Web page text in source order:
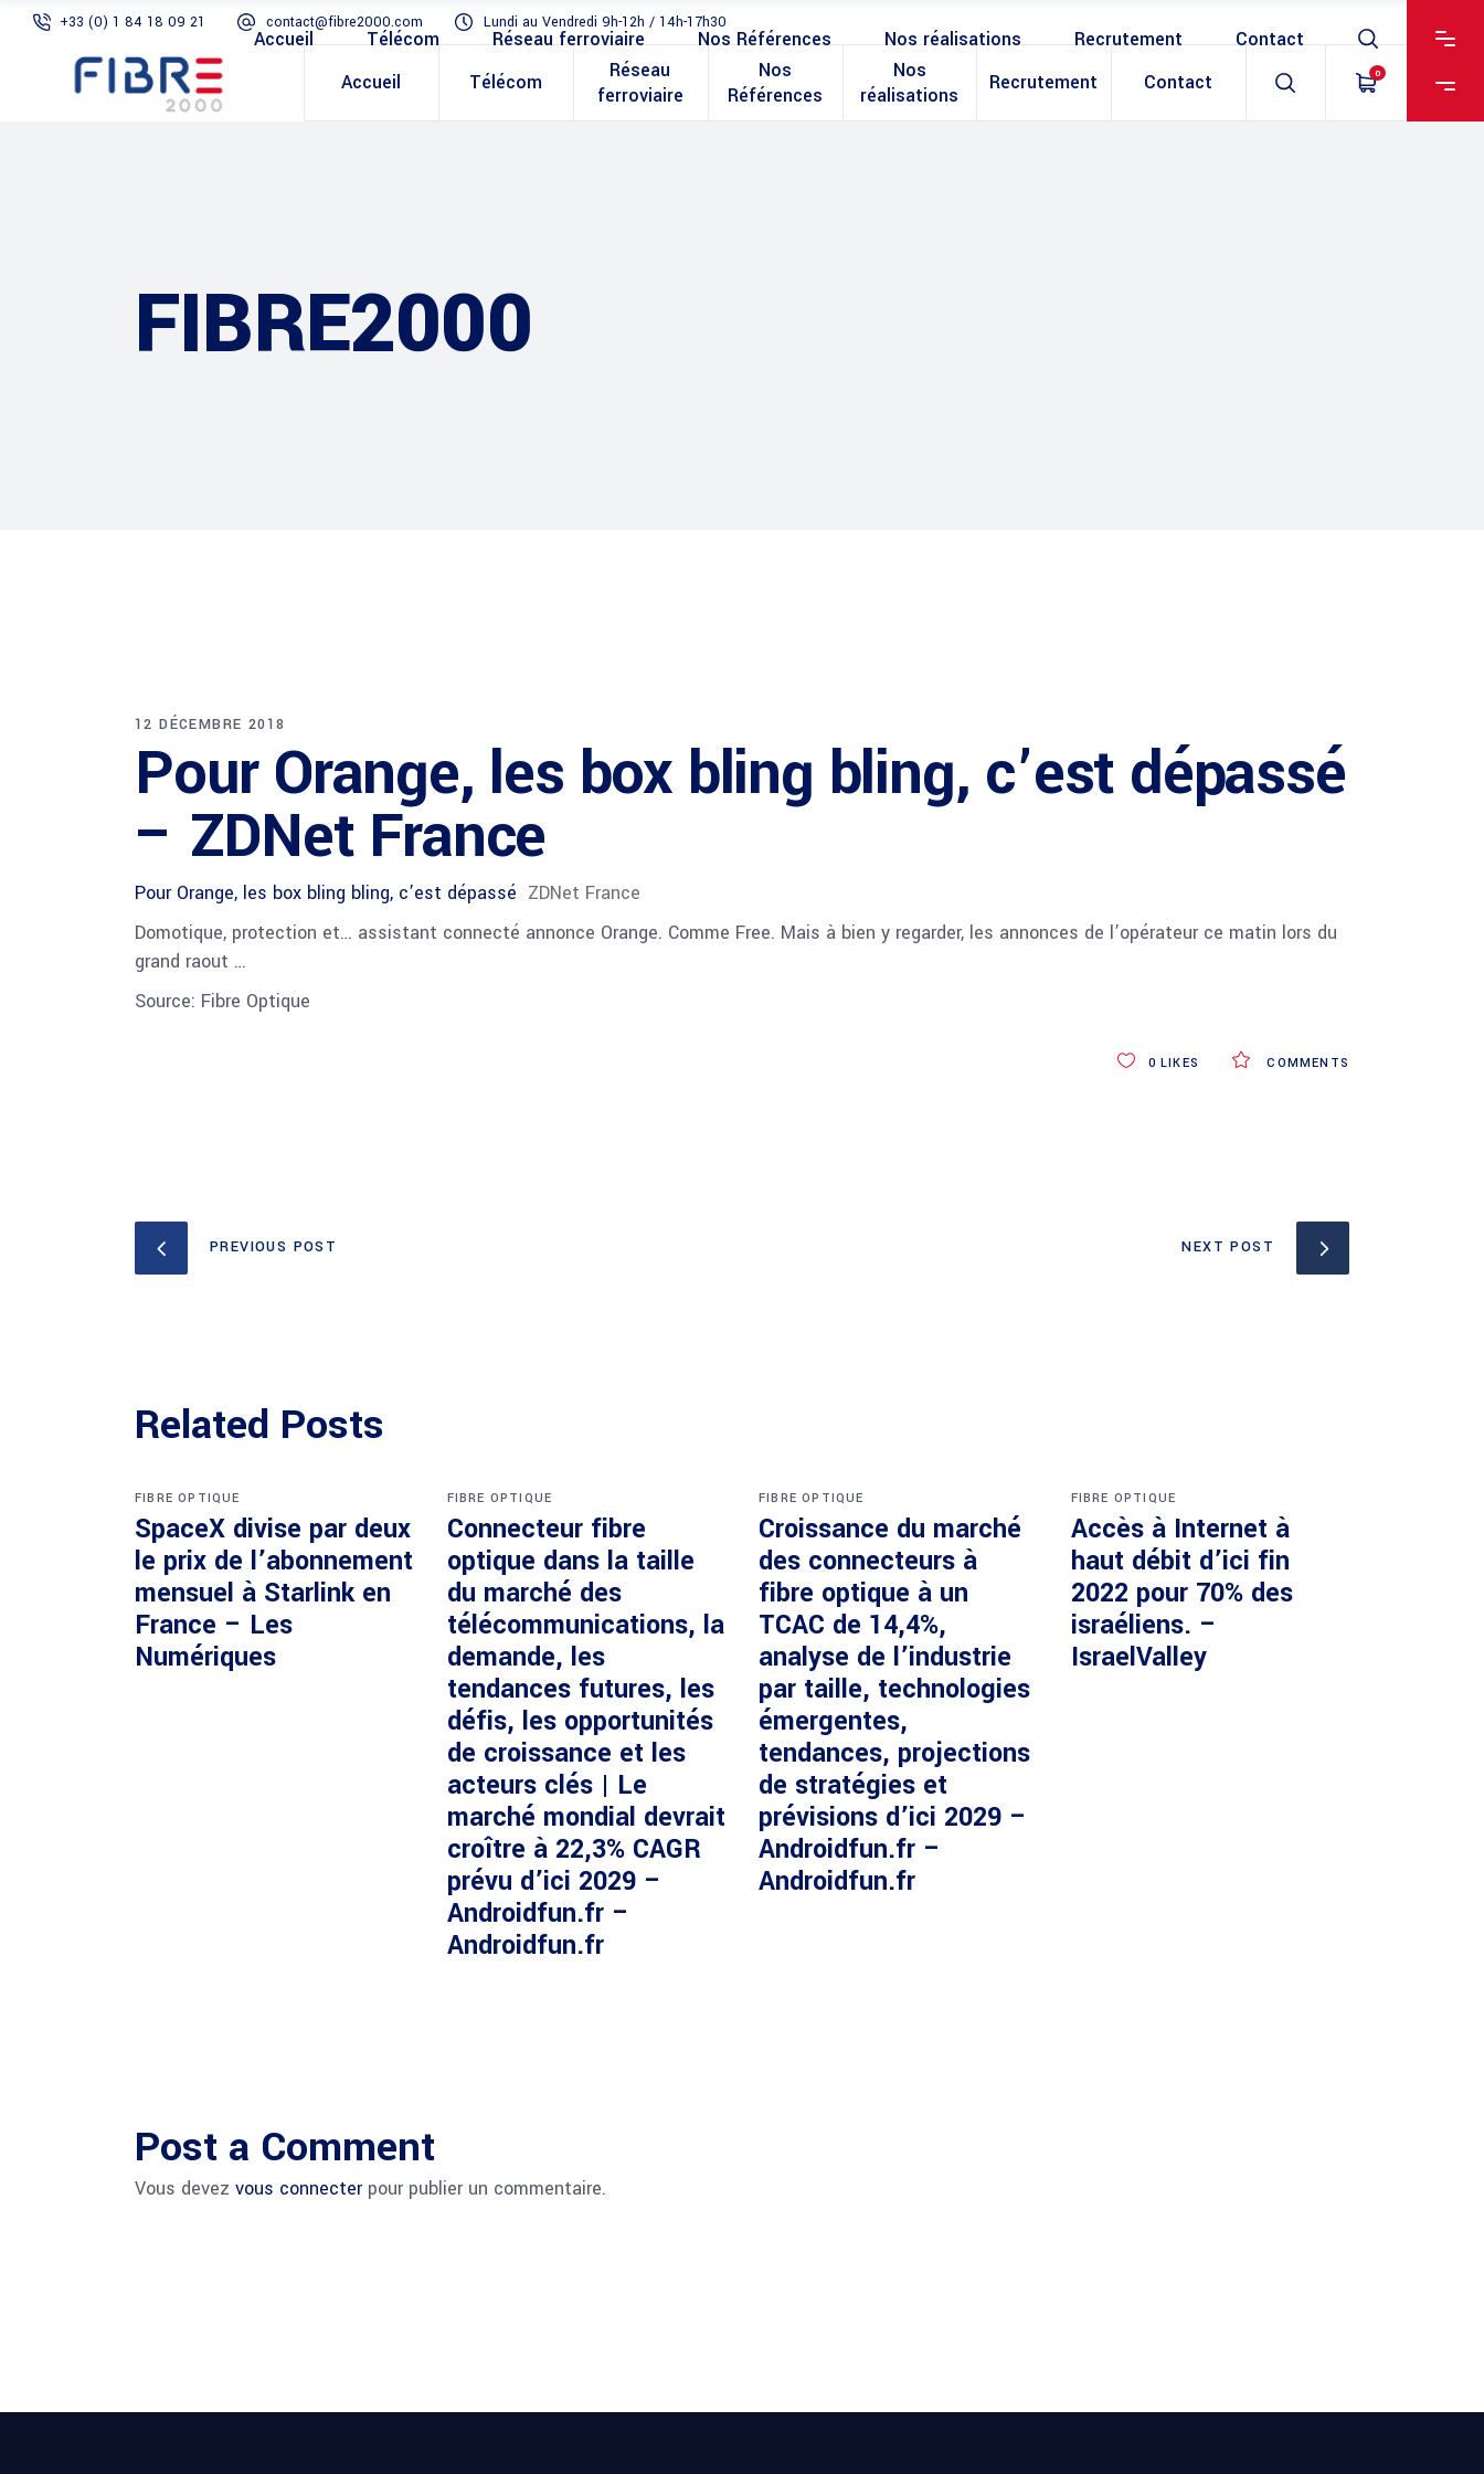
+33 (0) 1 84 18 09 21 contact@fibre2000.com Lundi au Vendredi 9h-12h / 14h-17h30
Accueil Télécom
Réseau
ferroviaire
Nos
Références
Nos
réalisations
Recrutement Contact 0
Accueil Télécom Réseau ferroviaire Nos Références Nos réalisations Recrutement Contact
FIBRE2000
12 DÉCEMBRE 2018
Pour Orange, les box bling bling, c’est dépassé
– ZDNet France
Pour Orange, les box bling bling, c’est dépassé ZDNet France
Domotique, protection et… assistant connecté annonce Orange. Comme Free. Mais à bien y regarder, les annonces de l’opérateur ce matin lors du
grand raout …
Source: Fibre Optique
COMMENTS
0 LIKES
PREVIOUS POST NEXT POST
Related Posts
FIBRE OPTIQUE
SpaceX divise par deux
le prix de l’abonnement
mensuel à Starlink en
France – Les
Numériques
FIBRE OPTIQUE
Connecteur fibre
optique dans la taille
du marché des
télécommunications, la
demande, les
tendances futures, les
défis, les opportunités
de croissance et les
acteurs clés | Le
marché mondial devrait
croître à 22,3% CAGR
prévu d’ici 2029 –
Androidfun.fr –
Androidfun.fr
FIBRE OPTIQUE
Croissance du marché
des connecteurs à
fibre optique à un
TCAC de 14,4%,
analyse de l’industrie
par taille, technologies
émergentes,
tendances, projections
de stratégies et
prévisions d’ici 2029 –
Androidfun.fr –
Androidfun.fr
FIBRE OPTIQUE
Accès à Internet à
haut débit d’ici fin
2022 pour 70% des
israéliens. –
IsraelValley
Post a Comment
Vous devez vous connecterpour publier un commentaire.